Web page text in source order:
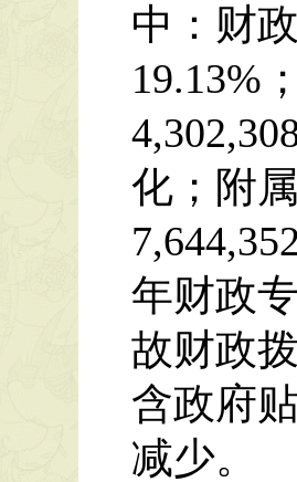
中：财
19.13%
化；附
年财政
故财政
含政府
减少。